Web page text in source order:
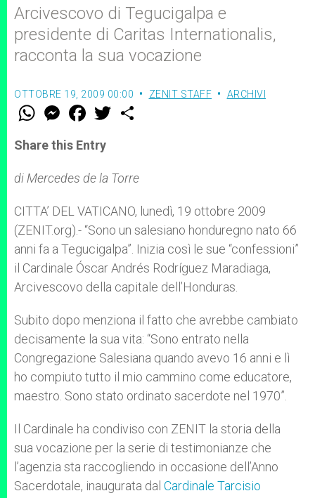
Arcivescovo di Tegucigalpa e
presidente di Caritas Internationalis,
racconta la sua vocazione
OTTOBRE 19, 2009 00:00 ZENIT STAFF ARCHIVI
W
t
s
p
p
M
e
s
e
g
e
F
a
e
b
o
k
w
r
Share this Entry
di Mercedes de la Torre
CITTA’ DEL VATICANO, lunedì, 19 ottobre 2009
(ZENIT.org).- “Sono un salesiano honduregno nato 66
anni fa a Tegucigalpa”. Inizia così le sue “confessioni”
il Cardinale Óscar Andrés Rodríguez Maradiaga,
Arcivescovo della capitale dell’Honduras.
Subito dopo menziona il fatto che avrebbe cambiato
decisamente la sua vita: “Sono entrato nella
Congregazione Salesiana quando avevo 16 anni e lì
ho compiuto tutto il mio cammino come educatore,
maestro. Sono stato ordinato sacerdote nel 1970”.
Il Cardinale ha condiviso con ZENIT la storia della
sua vocazione per la serie di testimonianze che
l’agenzia sta raccogliendo in occasione dell’Anno
Sacerdotale, inaugurata dal Cardinale Tarcisio